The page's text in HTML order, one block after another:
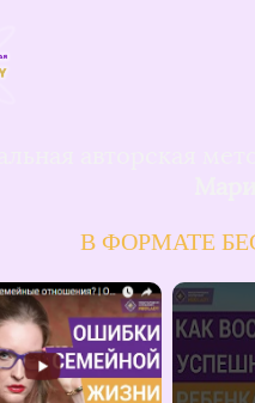
В ФОРМАТЕ